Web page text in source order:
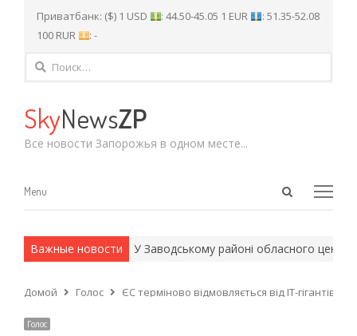
Приватбанк: ($) 1 USD : 44.50-45.05 1 EUR
: 51.35-52.08
100 RUR
: -
Найти:
SkyNewsZP
Все новости Запорожья в одном месте...
Open
Menu
Menu
Важные новости
армейские методы. У Заводському районі обласного
Домой Голос ЄС терміново відмовляється від ІТ-гігантів
Голос